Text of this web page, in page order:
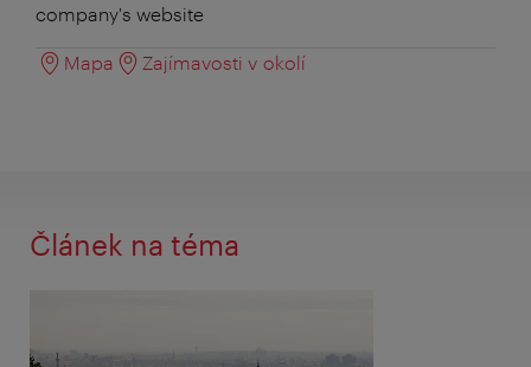
company's website
Mapa Zajímavosti v okolí
Článek na téma